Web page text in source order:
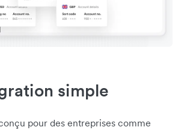
simple
pour des entreprises comme